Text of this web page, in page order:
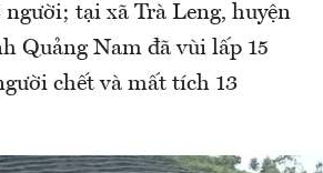
tại xã Trà Leng, huyện
Quảng Nam đã vùi lấp 15
chết và mất tích 13